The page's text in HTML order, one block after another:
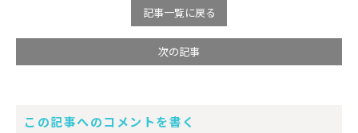
記事一覧に戻る
次の記事
この記事へのコメントを書く